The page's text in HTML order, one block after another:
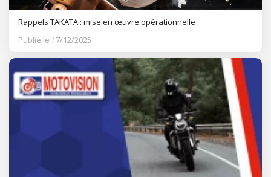
Rappels TAKATA : mise en œuvre opérationnelle
Publié le 17/12/2025